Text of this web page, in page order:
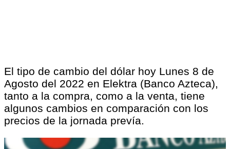
El tipo de cambio del dólar hoy Lunes 8 de
Agosto del 2022 en Elektra (Banco Azteca),
tanto a la compra, como a la venta, tiene
algunos cambios en comparación con los
precios de la jornada prevía.